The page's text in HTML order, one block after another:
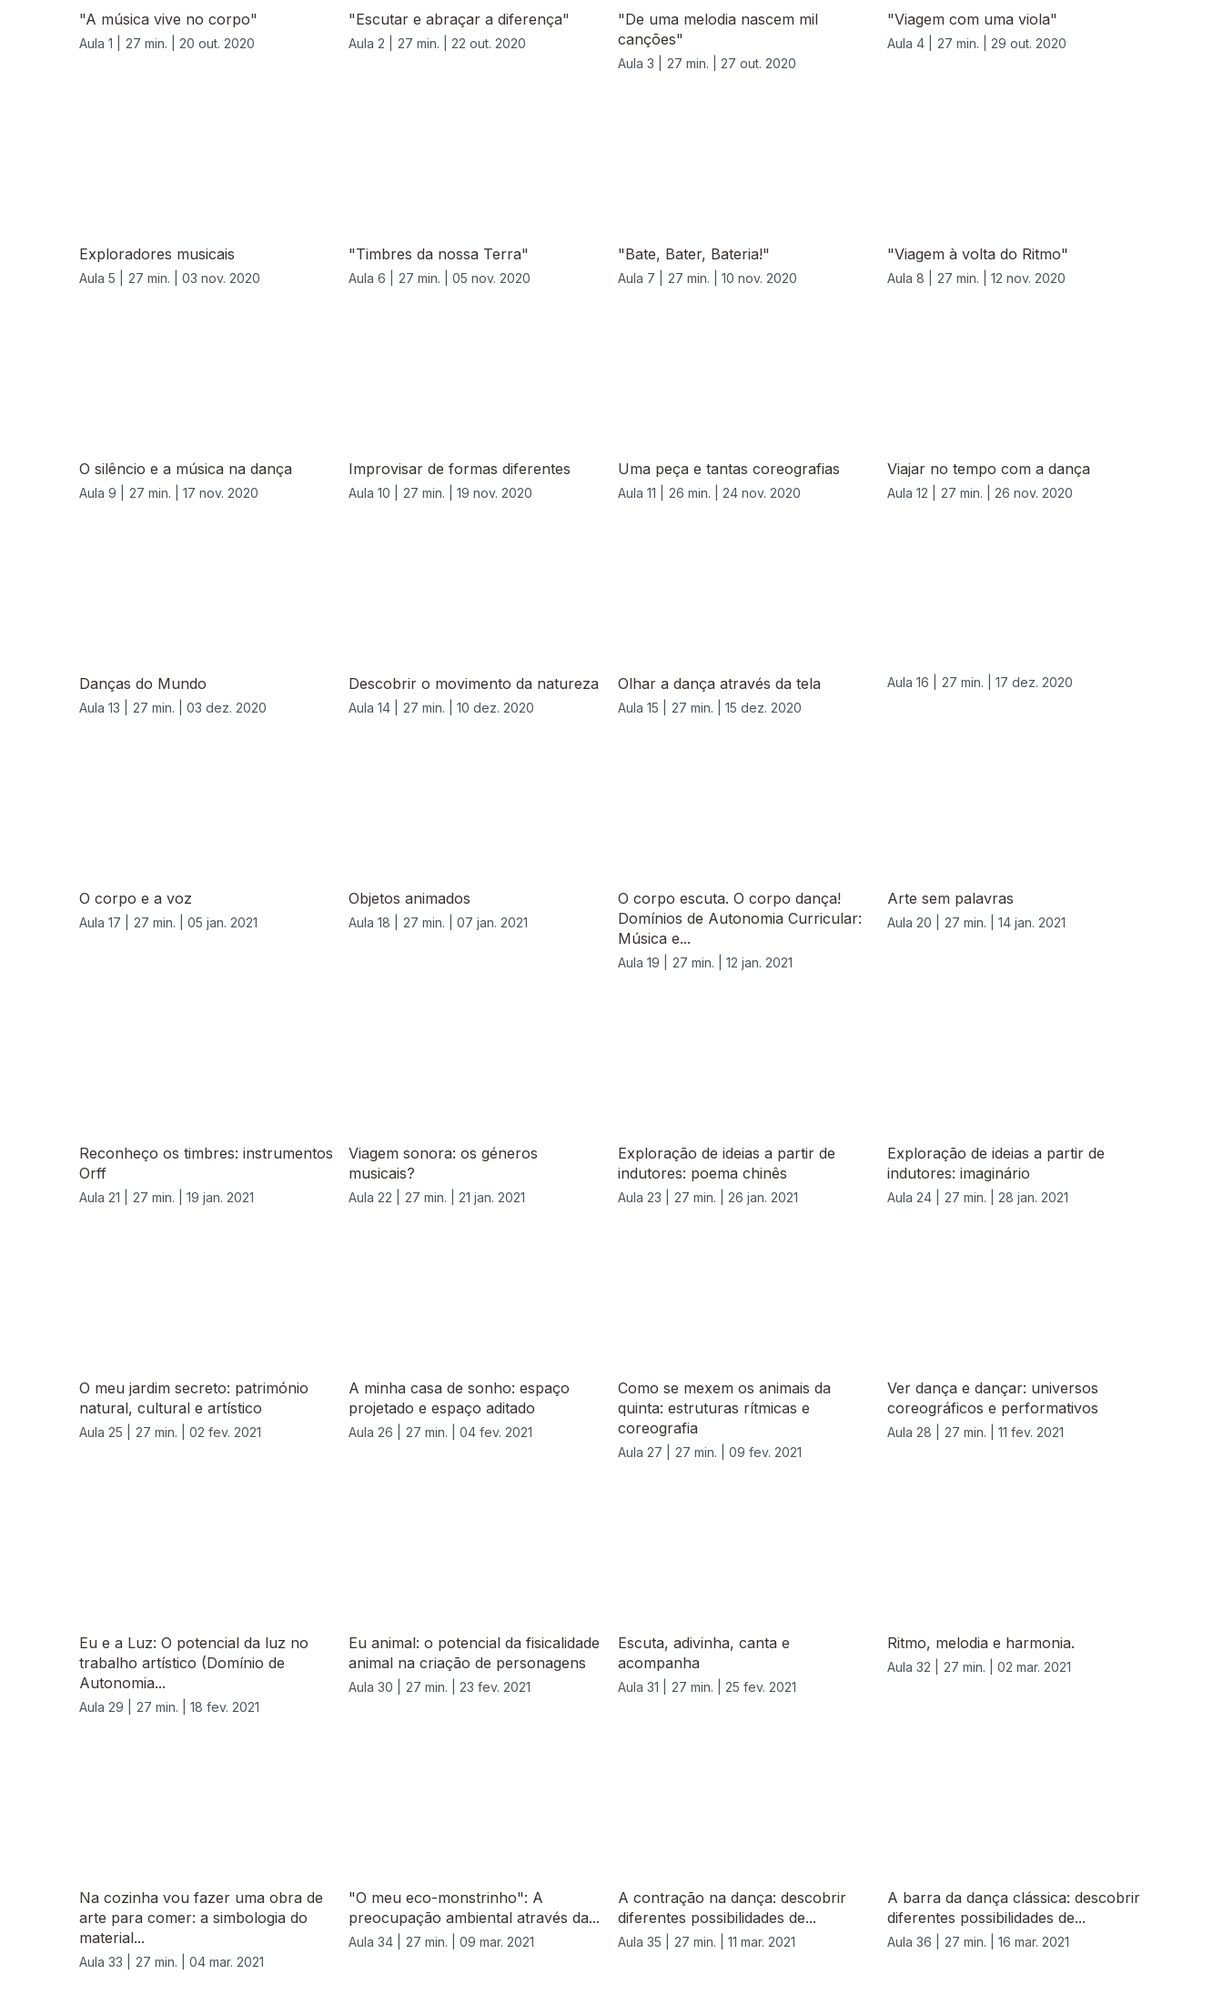
"A música vive no corpo"
Aula 1 | 27 min. | 20 out. 2020
"Escutar e abraçar a diferença"
Aula 2 | 27 min. | 22 out. 2020
"De uma melodia nascem mil
canções"
Aula 3 | 27 min. | 27 out. 2020
"Viagem com uma viola"
Aula 4 | 27 min. | 29 out. 2020
Exploradores musicais
Aula 5 | 27 min. | 03 nov. 2020
"Timbres da nossa Terra"
Aula 6 | 27 min. | 05 nov. 2020
"Bate, Bater, Bateria!"
Aula 7 | 27 min. | 10 nov. 2020
"Viagem à volta do Ritmo"
Aula 8 | 27 min. | 12 nov. 2020
O silêncio e a música na dança
Aula 9 | 27 min. | 17 nov. 2020
Improvisar de formas diferentes
Aula 10 | 27 min. | 19 nov. 2020
Uma peça e tantas coreografias
Aula 11 | 26 min. | 24 nov. 2020
Viajar no tempo com a dança
Aula 12 | 27 min. | 26 nov. 2020
Danças do Mundo
Aula 13 | 27 min. | 03 dez. 2020
Descobrir o movimento da natureza
Aula 14 | 27 min. | 10 dez. 2020
Olhar a dança através da tela
Aula 15 | 27 min. | 15 dez. 2020
Aula 16 | 27 min. | 17 dez. 2020
O corpo e a voz
Aula 17 | 27 min. | 05 jan. 2021
Objetos animados
Aula 18 | 27 min. | 07 jan. 2021
O corpo escuta. O corpo dança!
Domínios de Autonomia Curricular:
Música e...
Aula 19 | 27 min. | 12 jan. 2021
Arte sem palavras
Aula 20 | 27 min. | 14 jan. 2021
Reconheço os timbres: instrumentos
Orff
Aula 21 | 27 min. | 19 jan. 2021
Viagem sonora: os géneros
musicais?
Aula 22 | 27 min. | 21 jan. 2021
Exploração de ideias a partir de
indutores: poema chinês
Aula 23 | 27 min. | 26 jan. 2021
Exploração de ideias a partir de
indutores: imaginário
Aula 24 | 27 min. | 28 jan. 2021
O meu jardim secreto: património
natural, cultural e artístico
Aula 25 | 27 min. | 02 fev. 2021
A minha casa de sonho: espaço
projetado e espaço aditado
Aula 26 | 27 min. | 04 fev. 2021
Como se mexem os animais da
quinta: estruturas rítmicas e
coreografia
Aula 27 | 27 min. | 09 fev. 2021
Ver dança e dançar: universos
coreográficos e performativos
Aula 28 | 27 min. | 11 fev. 2021
Eu e a Luz: O potencial da luz no
trabalho artístico (Domínio de
Autonomia...
Aula 29 | 27 min. | 18 fev. 2021
Eu animal: o potencial da fisicalidade
animal na criação de personagens
Aula 30 | 27 min. | 23 fev. 2021
Escuta, adivinha, canta e
acompanha
Aula 31 | 27 min. | 25 fev. 2021
Ritmo, melodia e harmonia.
Aula 32 | 27 min. | 02 mar. 2021
Na cozinha vou fazer uma obra de
arte para comer: a simbologia do
material...
Aula 33 | 27 min. | 04 mar. 2021
"O meu eco-monstrinho": A
preocupação ambiental através da...
Aula 34 | 27 min. | 09 mar. 2021
A contração na dança: descobrir
diferentes possibilidades de...
Aula 35 | 27 min. | 11 mar. 2021
A barra da dança clássica: descobrir
diferentes possibilidades de...
Aula 36 | 27 min. | 16 mar. 2021